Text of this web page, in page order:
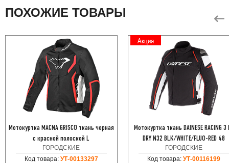
ПОХОЖИЕ ТОВАРЫ
Мотокуртка MACNA GRISCO ткань черная
с красной полоской L
ГОРОДСКИЕ
Код товара: УТ-00133297
Акция
Мотокуртка ткань DAINESE RACING 3
DRY N32 BLK/WHITE/FLUO-RED 48
ГОРОДСКИЕ
Код товара: УТ-00116199